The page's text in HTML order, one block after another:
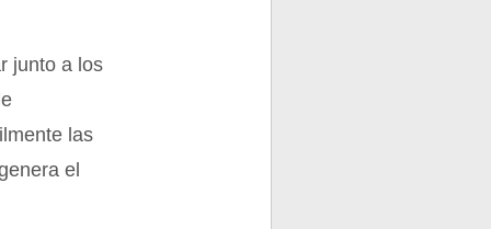
junto a los
las
el